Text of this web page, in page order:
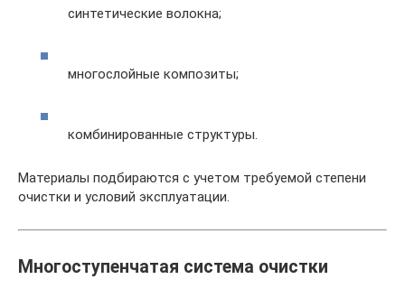
синтетические волокна;
многослойные композиты;
комбинированные структуры.
Материалы подбираются с учетом требуемой степени
очистки и условий эксплуатации.
Многоступенчатая система очистки